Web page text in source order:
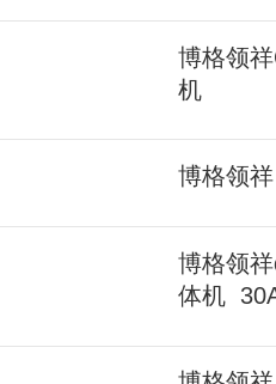
博格领
机
博格领
博格领
体机